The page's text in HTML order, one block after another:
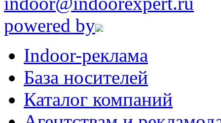
powered by
Indoor-реклама
База носителей
Каталог компаний